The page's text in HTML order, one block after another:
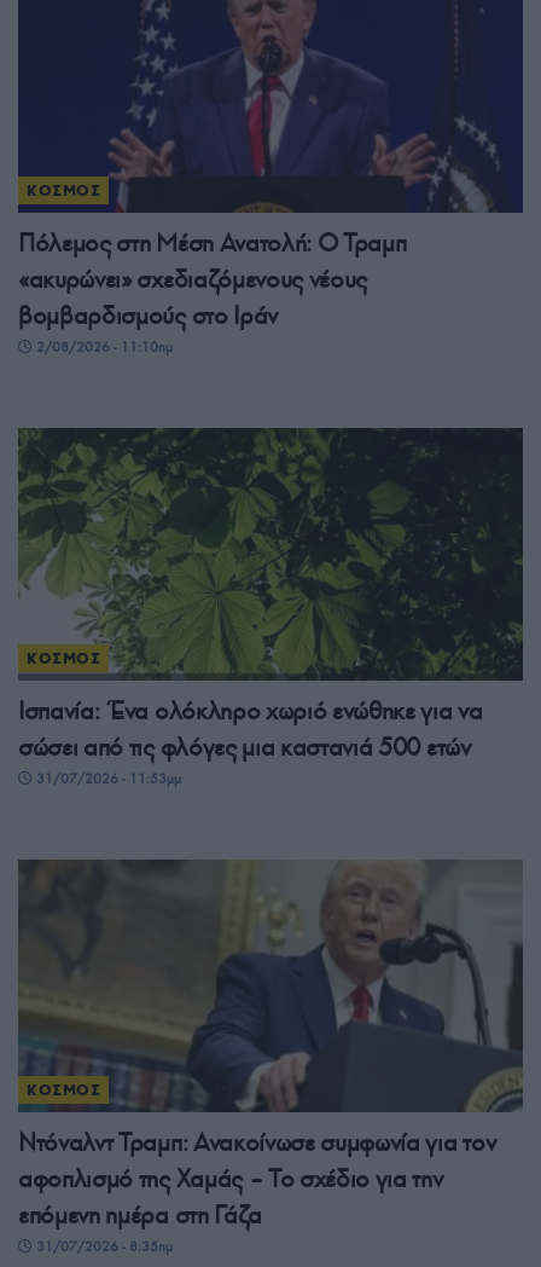
ΚΟΣΜΟΣ
Πόλεμος στη Μέση Ανατολή: Ο Τραμπ
«ακυρώνει» σχεδιαζόμενους νέους
βομβαρδισμούς στο Ιράν
2/08/2026 - 11:10πμ
ΚΟΣΜΟΣ
Ισπανία: Ένα ολόκληρο χωριό ενώθηκε για να
σώσει από τις φλόγες μια καστανιά 500 ετών
31/07/2026 - 11:53μμ
ΚΟΣΜΟΣ
Ντόναλντ Τραμπ: Ανακοίνωσε συμφωνία για τον
αφοπλισμό της Χαμάς – Το σχέδιο για την
επόμενη ημέρα στη Γάζα
31/07/2026 - 8:35πμ